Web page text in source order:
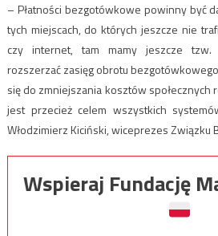
– Płatności bezgotówkowe powinny być
tych miejscach, do których jeszcze nie
czy internet, tam mamy jeszcze tzw.
rozszerzać zasięg obrotu
się do zmniejszania kosztów społecznych
jest przecież celem wszystkich
Włodzimierz Kiciński, wiceprezes Związku
Wspieraj Fundację